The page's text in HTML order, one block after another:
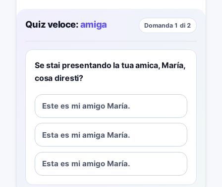
Quiz veloce:amiga Domanda 1 di 2
Se stai presentando la tua amica, María,
cosa diresti?
Este es mi amigo María.
Esta es mi amiga María.
Esta es mi amigo María.